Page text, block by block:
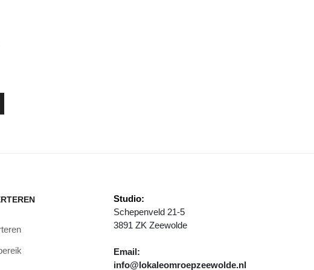
KV WOLDERWIJD/DYZLE INVESTEERT IN OPLEIDING TRAINERS
Studio:
Schepenveld 21-5
3891 ZK Zeewolde
Email:
info@lokaleomroepzeewolde.nl